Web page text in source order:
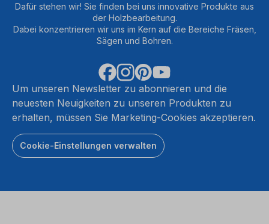
Dafür stehen wir! Sie finden bei uns innovative Produkte aus
der Holzbearbeitung.
Dabei konzentrieren wir uns im Kern auf die Bereiche Fräsen,
Sägen und Bohren.
Um unseren Newsletter zu abonnieren und die
neuesten Neuigkeiten zu unseren Produkten zu
erhalten, müssen Sie Marketing-Cookies akzeptieren.
Cookie-Einstellungen verwalten